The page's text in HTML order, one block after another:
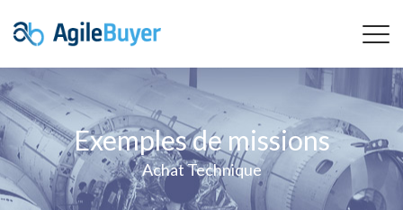
Exemples de missions
Achat Technique